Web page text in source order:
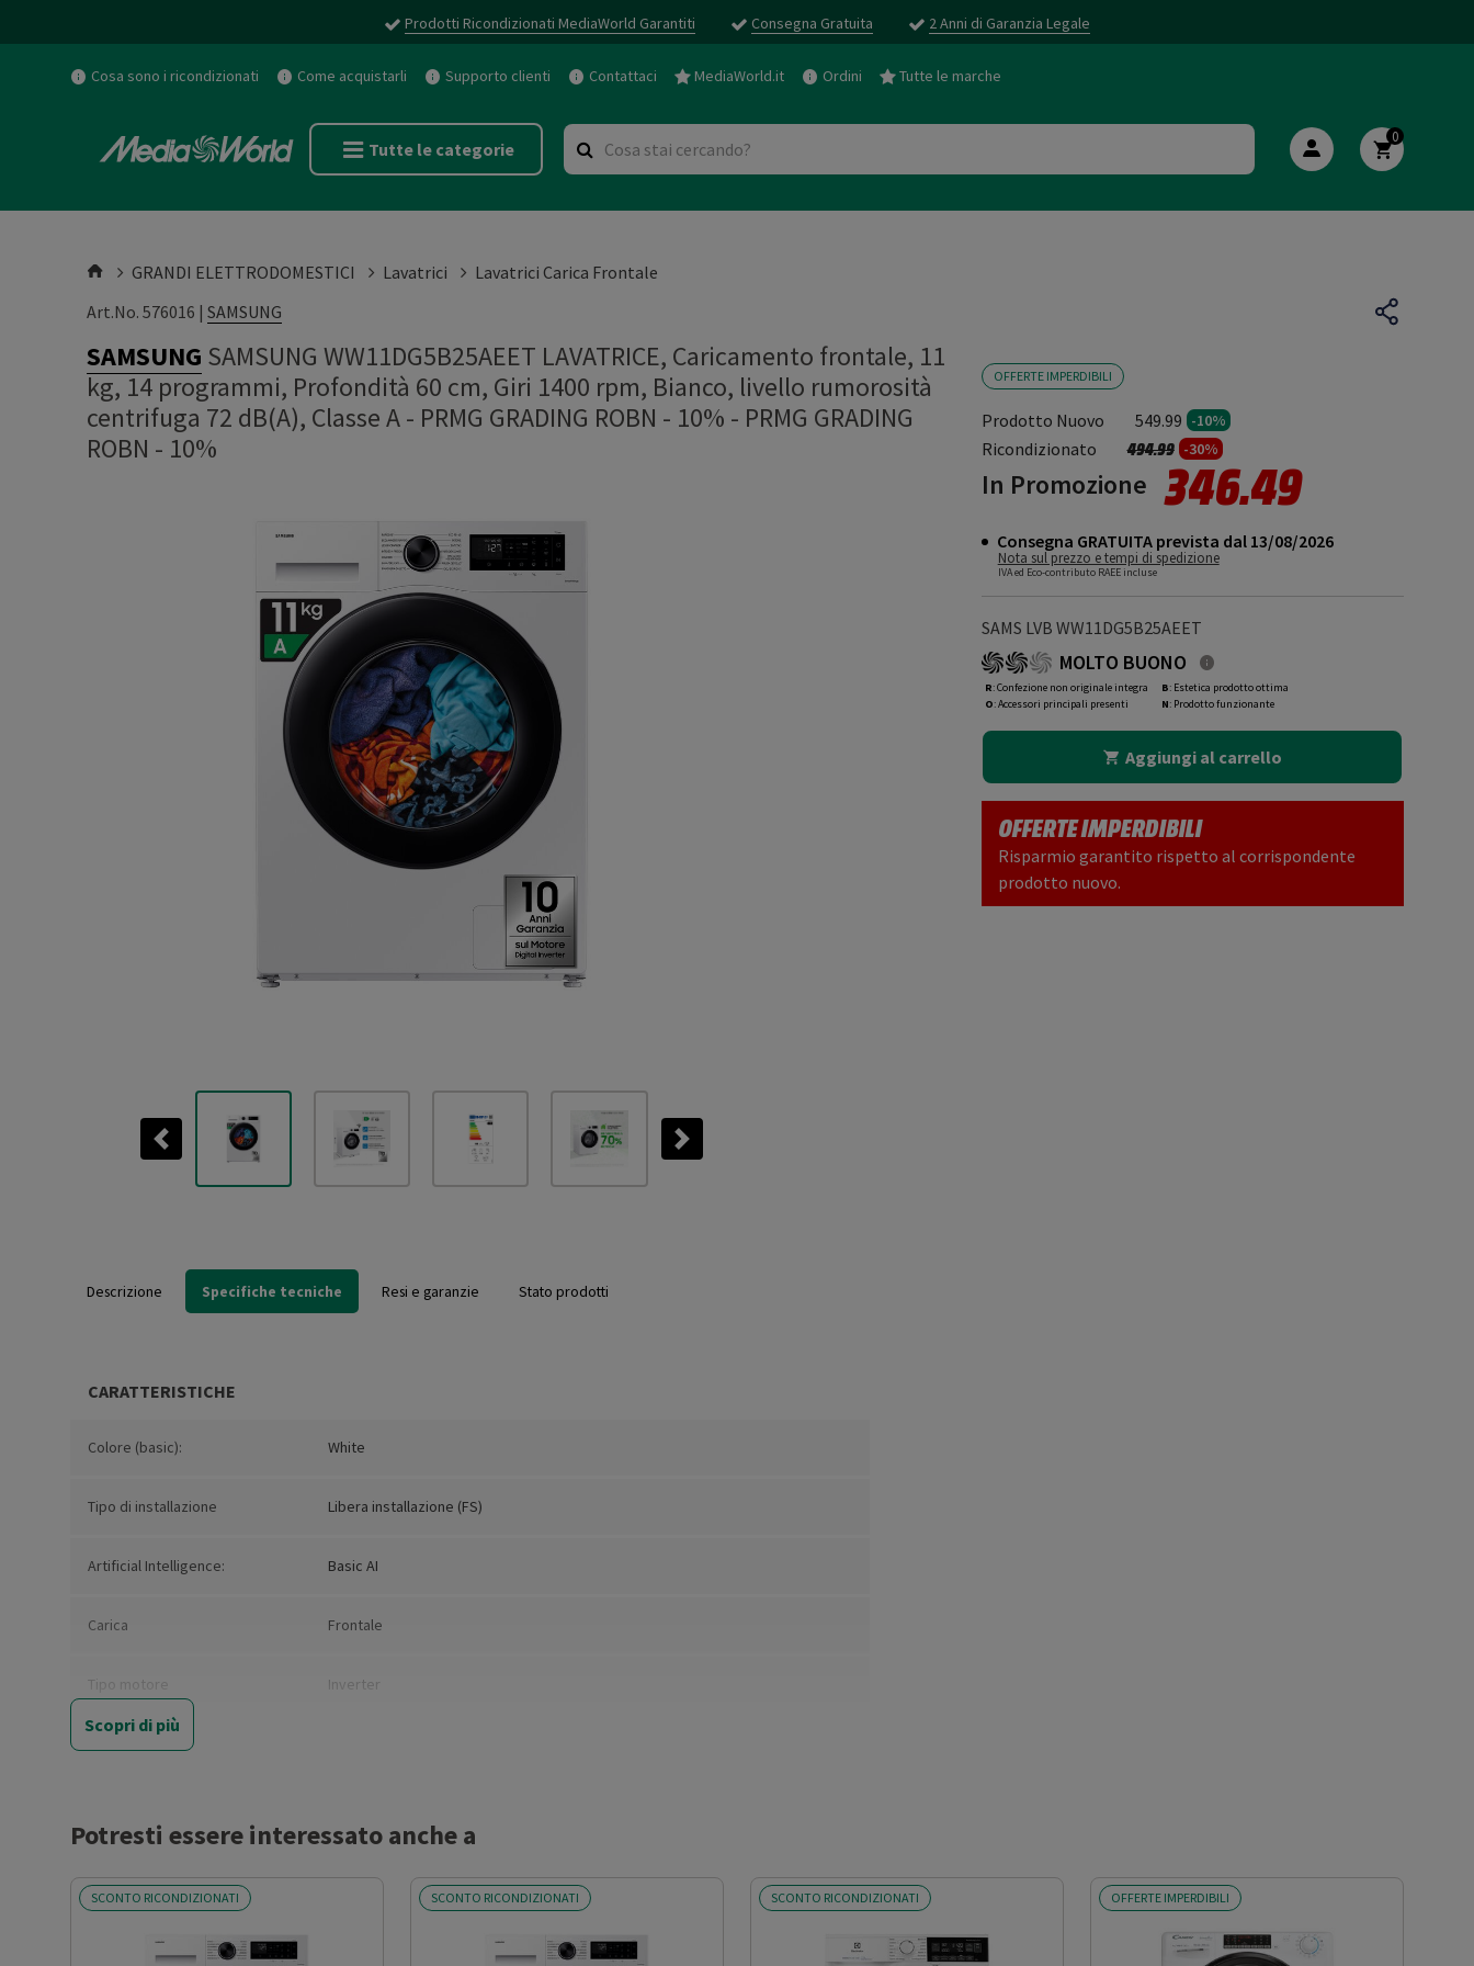
Prodotti Ricondizionati MediaWorld Garantiti Consegna Gratuita 2 Anni di Garanzia Legale
Cosa sono i ricondizionati Come acquistarli Supporto clienti Contattaci MediaWorld.it Ordini Tutte le marche
Tutte le categorie
0
GRANDI ELETTRODOMESTICI Lavatrici
Lavatrici Carica Frontale
Art.No. 576016 | SAMSUNG
SAMSUNG SAMSUNG WW11DG5B25AEET LAVATRICE, Caricamento frontale, 11
kg, 14 programmi, Profondità 60 cm, Giri 1400 rpm, Bianco, livello rumorosità
centrifuga 72 dB(A), Classe A - PRMG GRADING ROBN - 10% - PRMG GRADING
ROBN - 10%
Previous Next
OFFERTE IMPERDIBILI
Prodotto Nuovo 549.99 -10%
Ricondizionato Prezzo ridotto da
494.99a-30%
In Promozione 346.49
Consegna GRATUITA prevista dal 13/08/2026
Nota sul prezzo e tempi di spedizione
IVA ed Eco-contributo RAEE incluse
SAMS LVB WW11DG5B25AEET
MOLTO BUONO
R: Confezione non originale integra
O: Accessori principali presenti
B: Estetica prodotto ottima
N: Prodotto funzionante
Aggiungi al carrello
OFFERTE IMPERDIBILI
Risparmio garantito rispetto al corrispondente
prodotto nuovo.
Descrizione Specifiche tecniche Resi e garanzie Stato prodotti
CARATTERISTICHE
Colore (basic): White
Tipo di installazione Libera installazione (FS)
Artificial Intelligence: Basic AI
Carica Frontale
Tipo motore Inverter
Nuova Classe efficienza
Consumo ponderato di energia
per 100 cicli (kWh)
Capacità nominale del
Scopri di più
Potresti essere interessato anche a
SCONTO RICONDIZIONATI SCONTO RICONDIZIONATI SCONTO RICONDIZIONATI OFFERTE IMPERDIBILI